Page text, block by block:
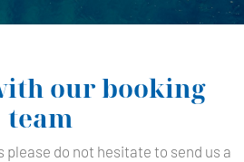
our booking
team
please do not hesitate to send us a